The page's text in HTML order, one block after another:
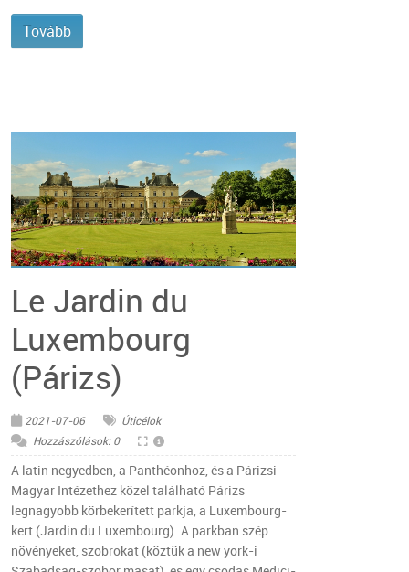
Tovább
Le Jardin du
Luxembourg
(Párizs)
2021-07-06
Úticélok
Hozzászólások: 0
A latin negyedben, a Panthéonhoz, és a Párizsi
Magyar Intézethez közel található Párizs
legnagyobb körbekerített parkja, a Luxembourg-
kert (Jardin du Luxembourg). A parkban szép
növényeket, szobrokat (köztük a new york-i